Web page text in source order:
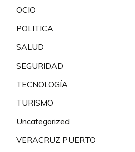
OCIO
POLITICA
SALUD
SEGURIDAD
TECNOLOGÍA
TURISMO
Uncategorized
VERACRUZ PUERTO